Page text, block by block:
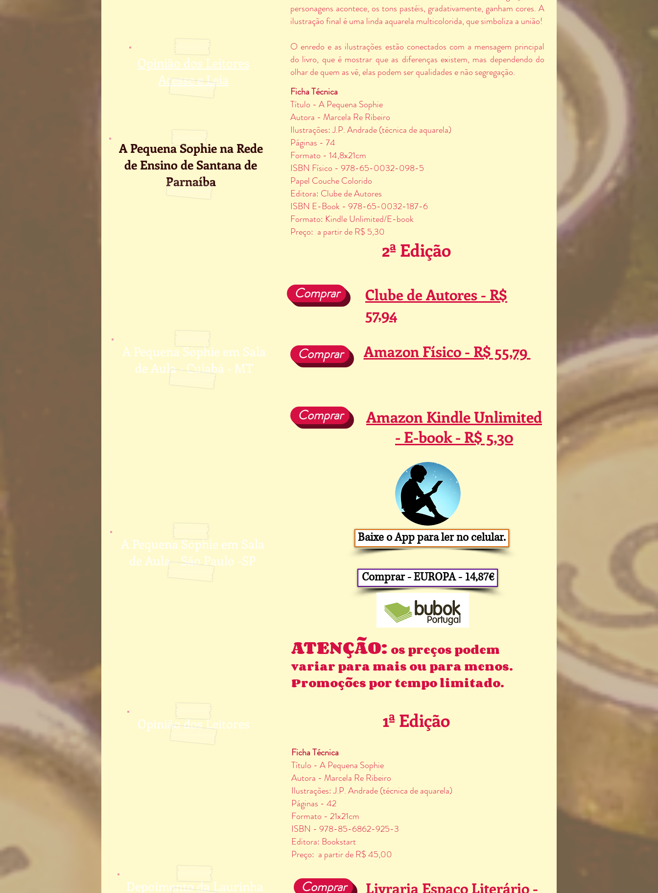
Opinião dos Leitores
Acesse e Leia
A Pequena Sophie na Rede
de Ensino de Santana de
Parnaíba
A Pequena Sophie em Sala
de Aula - Cuiabá - MT
A Pequena Sophie em Sala
de Aula - São Paulo -SP
Opinião dos Leitores
Depoimento da Laurinha
personagens acontece, os tons pastéis, gradativamente, ganham cores. A
ilustração final é uma linda aquarela multicolorida, que simboliza a união!
O enredo e as ilustrações estão conectados com a mensagem principal
do livro, que é mostrar que as diferenças existem, mas dependendo do
olhar de quem as vê, elas podem ser qualidades e não segregação.
2ª Edição
Ficha Técnica
Título - A Pequena Sophie
Autora - Marcela Re Ribeiro
Ilustrações: J.P. Andrade (técnica de aquarela)
Páginas - 74
Formato - 14,8x21cm
ISBN Físico - 978-65-0032-098-5
Papel Couche Colorido
Editora: Clube de Autores
ISBN E-Book - 978-65-0032-187-6
Formato: Kindle Unlimited/E-book
Preço: a partir de R$ 5,30
Comprar
Clube de Autores - R$
57,94
Comprar Amazon Físico - R$ 55,79
Comprar
Amazon Kindle Unlimited
- E-book - R$ 5,30
Baixe o App para ler no celular.
Comprar - EUROPA - 14,87€
ATENÇÃO: os preços podem
variar para mais ou para menos.
Promoções por tempo limitado.
1ª Edição
Ficha Técnica
Título - A Pequena Sophie
Autora - Marcela Re Ribeiro
Ilustrações: J.P. Andrade (técnica de aquarela)
Páginas - 42
Formato - 21x21cm
ISBN - 978-85-6862-925-3
Editora: Bookstart
Preço: a partir de R$ 45,00
Comprar Livraria Espaço Literário -